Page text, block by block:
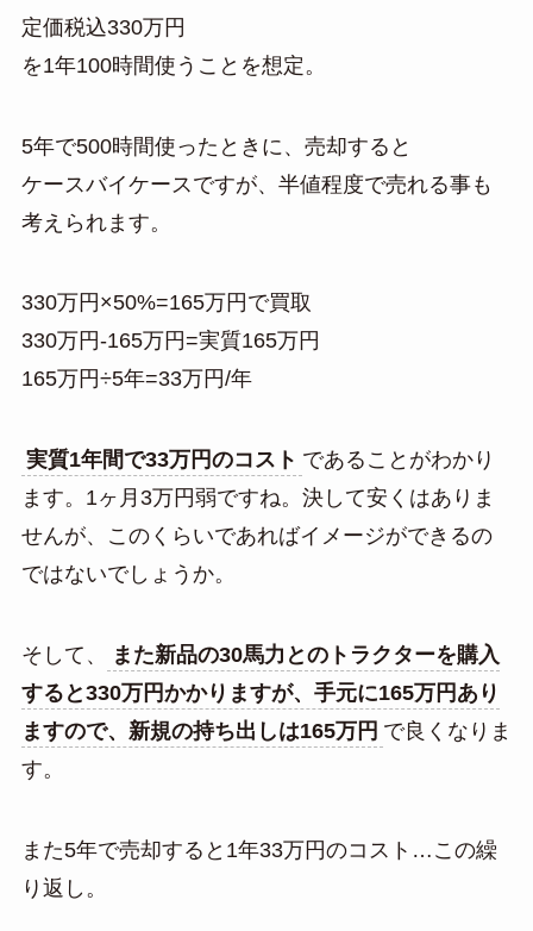
定価税込330万円
を1年100時間使うことを想定。
5年で500時間使ったときに、売却すると
ケースバイケースですが、半値程度で売れる事も
考えられます。
330万円×50%=165万円で買取
330万円-165万円=実質165万円
165万円÷5年=33万円/年
実質1年間で33万円のコスト であることがわかり
ます。1ヶ月3万円弱ですね。決して安くはありま
せんが、このくらいであればイメージができるの
ではないでしょうか。
そして、
また新品の30馬力とのトラクターを購入
すると330万円かかりますが、手元に165万円あり
ますので、新規の持ち出しは165万円 で良くなりま
す。
また5年で売却すると1年33万円のコスト…この繰
り返し。